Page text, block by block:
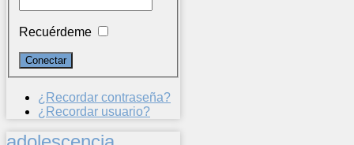
Recuérdeme
¿Recordar contraseña?
¿Recordar usuario?